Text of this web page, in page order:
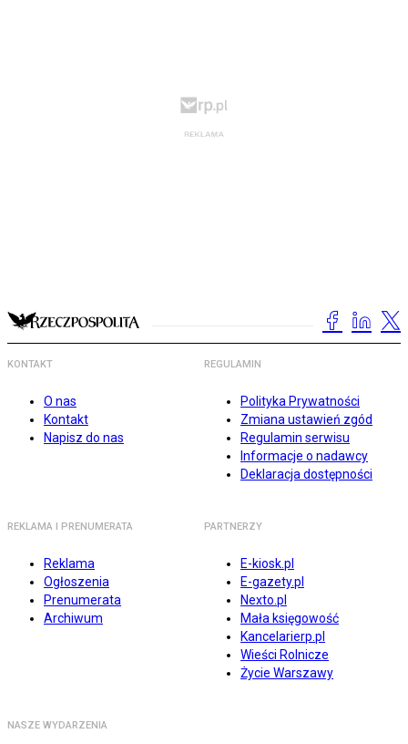
KONTAKT
O nas
Kontakt
Napisz do nas
REGULAMIN
Polityka Prywatności
Zmiana ustawień zgód
Regulamin serwisu
Informacje o nadawcy
Deklaracja dostępności
REKLAMA I PRENUMERATA
Reklama
Ogłoszenia
Prenumerata
Archiwum
PARTNERZY
E-kiosk.pl
E-gazety.pl
Nexto.pl
Mała księgowość
Kancelarierp.pl
Wieści Rolnicze
Życie Warszawy
NASZE WYDARZENIA